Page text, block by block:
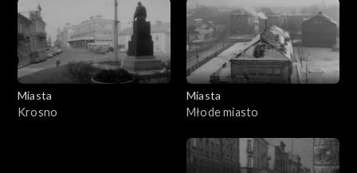
Miasta
Krosno
Miasta
Młode miasto